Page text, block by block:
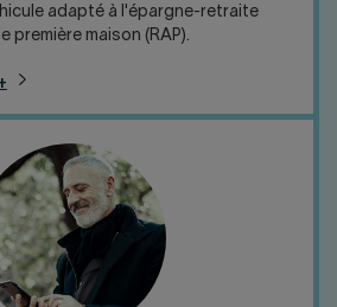
adapté à l'épargne-retraite
première maison (RAP).